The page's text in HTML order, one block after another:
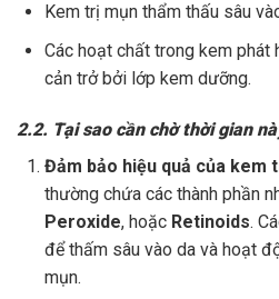
Kem trị mụn thẩm thấu sâu
Các hoạt chất trong kem phát
cản trở bởi lớp kem dưỡng.
2.2. Tại sao cần chờ thời gian
Đảm bảo hiệu quả của kem
thường chứa các thành phần
Peroxide, hoặc Retinoids.
để thấm sâu vào da và hoạt
mụn.